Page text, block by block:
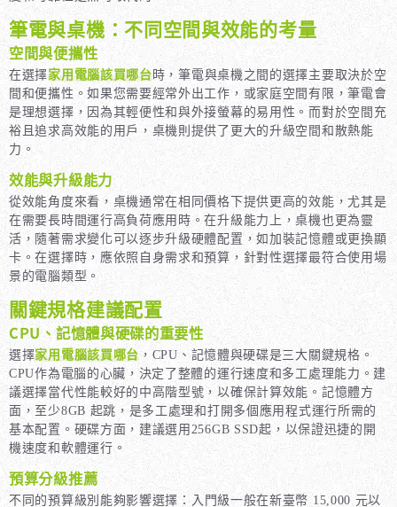
筆電與桌機：不同空間與效能的考量
空間與便攜性
在選擇家用電腦該買哪台時，筆電與桌機之間的選擇主要取決於空
間和便攜性。如果您需要經常外出工作，或家庭空間有限，筆電會
是理想選擇，因為其輕便性和與外接螢幕的易用性。而對於空間充
裕且追求高效能的用戶，桌機則提供了更大的升級空間和散熱能
力。
效能與升級能力
從效能角度來看，桌機通常在相同價格下提供更高的效能，尤其是
在需要長時間運行高負荷應用時。在升級能力上，桌機也更為靈
活，隨著需求變化可以逐步升級硬體配置，如加裝記憶體或更換顯
卡。在選擇時，應依照自身需求和預算，針對性選擇最符合使用場
景的電腦類型。
關鍵規格建議配置
CPU、記憶體與硬碟的重要性
選擇家用電腦該買哪台 ，CPU、記憶體與硬碟是三大關鍵規格。
CPU作為電腦的心臟，決定了整體的運行速度和多工處理能力。建
議選擇當代性能較好的中高階型號，以確保計算效能。記憶體方
面，至少8GB 起跳，是多工處理和打開多個應用程式運行所需的
基本配置。硬碟方面，建議選用256GB SSD起，以保證迅捷的開
機速度和軟體運行。
預算分級推薦
不同的預算級別能夠影響選擇 ：入門級一般在新臺幣 15,000 元以